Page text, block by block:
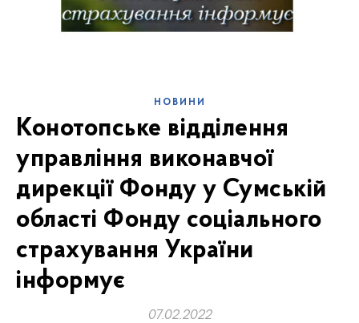
НОВИНИ
Конотопське відділення
управління виконавчої
дирекції Фонду у Сумській
області Фонду соціального
страхування України
інформує
07.02.2022